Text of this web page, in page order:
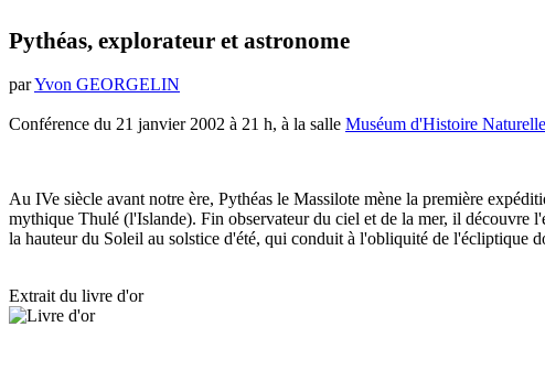
Pythéas, explorateur et astronome
parYvon GEORGELIN
Conférence du 21 janvier 2002 à 21 h, à la salle Muséum d'Histoire
Au IVe siècle avant notre ère, Pythéas le Massilote mène la première
mythique Thulé (l'Islande). Fin observateur du ciel et de la mer, il découvre
la hauteur du Soleil au solstice d'été, qui conduit à l'obliquité de l'écliptique
Extrait du livre d'or